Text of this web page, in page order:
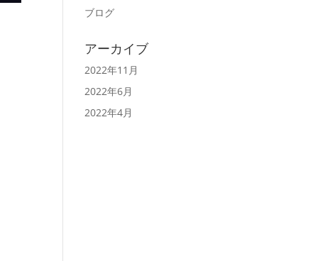
ブログ
アーカイブ
2022年11月
2022年6月
2022年4月